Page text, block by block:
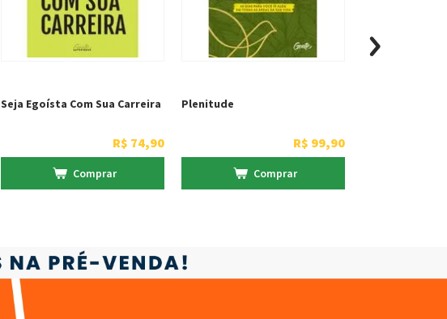
Seja Egoísta Com Sua Carreira
R$ 74,90
Comprar
Plenitude
R$ 99,90
Comprar